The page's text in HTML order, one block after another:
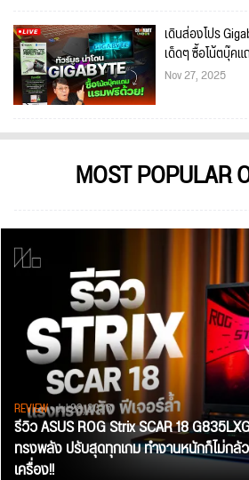
เดินส่องโปร
เด็ดๆ ซื้อโน้ตบุ๊ค
Nov 27, 2025
MOST POPULAR
REVIEW• Jul 28, 2026
รีวิว ASUS ROG Strix SCAR 18
ทรงพลัง ปรับสุดทุกเกม ทำงานหนักก็ไม่กลั
เครื่อง!!